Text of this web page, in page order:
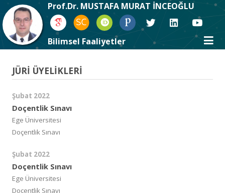
Prof.Dr. MUSTAFA MURAT İNCEOĞLU
Bilimsel Faaliyetler
JÜRİ ÜYELİKLERİ
Şubat 2022
Doçentlik Sınavı
Ege Üniversitesi
Doçentlik Sınavı
Şubat 2022
Doçentlik Sınavı
Ege Üniversitesi
Doçentlik Sınavı